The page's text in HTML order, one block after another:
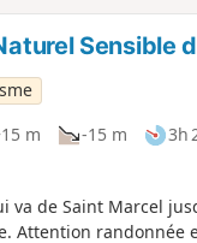
Sensible
m -15 m 3h
va de Saint Marcel
Attention randonnée